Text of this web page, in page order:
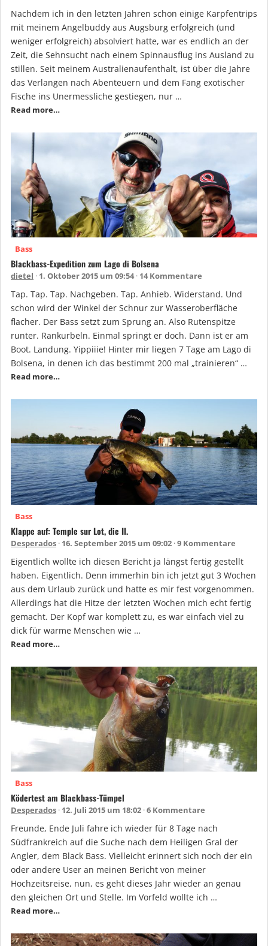
Nachdem ich in den letzten Jahren schon einige Karpfentrips
mit meinem Angelbuddy aus Augsburg erfolgreich (und
weniger erfolgreich) absolviert hatte, war es endlich an der
Zeit, die Sehnsucht nach einem Spinnausflug ins Ausland zu
stillen. Seit meinem Australienaufenthalt, ist über die Jahre
das Verlangen nach Abenteuern und dem Fang exotischer
Fische ins Unermessliche gestiegen, nur …
Read more…
Bass
Blackbass-Expedition zum Lago di Bolsena
dietel 1. Oktober 2015 um 09:54 14 Kommentare
Tap. Tap. Tap. Nachgeben. Tap. Anhieb. Widerstand. Und
schon wird der Winkel der Schnur zur Wasseroberfläche
flacher. Der Bass setzt zum Sprung an. Also Rutenspitze
runter. Rankurbeln. Einmal springt er doch. Dann ist er am
Boot. Landung. Yippiiie! Hinter mir liegen 7 Tage am Lago di
Bolsena, in denen ich das bestimmt 200 mal „trainieren“ …
Read more…
Bass
Klappe auf: Temple sur Lot, die II.
Desperados 16. September 2015 um 09:02 9 Kommentare
Eigentlich wollte ich diesen Bericht ja längst fertig gestellt
haben. Eigentlich. Denn immerhin bin ich jetzt gut 3 Wochen
aus dem Urlaub zurück und hatte es mir fest vorgenommen.
Allerdings hat die Hitze der letzten Wochen mich echt fertig
gemacht. Der Kopf war komplett zu, es war einfach viel zu
dick für warme Menschen wie …
Read more…
Bass
Ködertest am Blackbass-Tümpel
Desperados 12. Juli 2015 um 18:02 6 Kommentare
Freunde, Ende Juli fahre ich wieder für 8 Tage nach
Südfrankreich auf die Suche nach dem Heiligen Gral der
Angler, dem Black Bass. Vielleicht erinnert sich noch der ein
oder andere User an meinen Bericht von meiner
Hochzeitsreise, nun, es geht dieses Jahr wieder an genau
den gleichen Ort und Stelle. Im Vorfeld wollte ich …
Read more…